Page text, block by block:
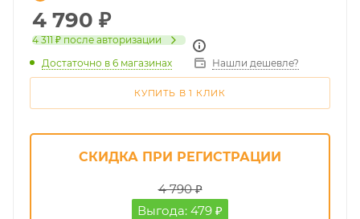
4 790 ₽
4 311 ₽ после авторизации
Достаточно в 6 магазинах Нашли дешевле?
КУПИТЬ В 1 КЛИК
СКИДКА ПРИ РЕГИСТРАЦИИ
4 790 ₽
Выгода: 479 ₽